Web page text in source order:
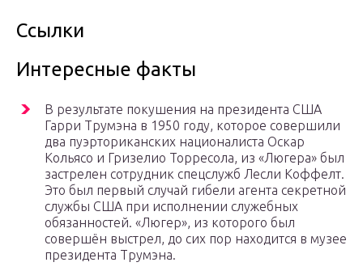
Ссылки
Интересные факты
В результате покушения на президента США
Гарри Трумэна в 1950 году, которое совершили
два пуэрториканских националиста Оскар
Кольясо и Гризелио Торресола, из «Люгера» был
застрелен сотрудник спецслужб Лесли Коффелт.
Это был первый случай гибели агента секретной
службы США при исполнении служебных
обязанностей. «Люгер», из которого был
совершён выстрел, до сих пор находится в музее
президента Трумэна.